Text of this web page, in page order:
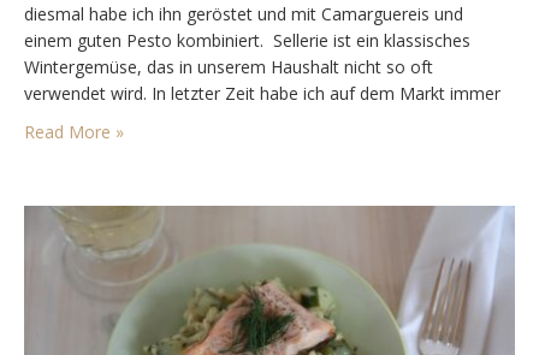
diesmal habe ich ihn geröstet und mit Camarguereis und
einem guten Pesto kombiniert. Sellerie ist ein klassisches
Wintergemüse, das in unserem Haushalt nicht so oft
verwendet wird. In letzter Zeit habe ich auf dem Markt immer
lässt sich gut lagern und ist lange…
Read More »